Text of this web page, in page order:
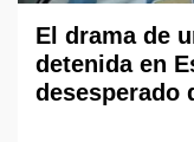
El drama de
detenida en
desesperado